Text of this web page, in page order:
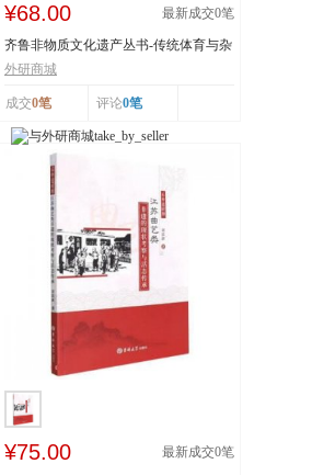
¥68.00 最新成交0笔
齐鲁非物质文化遗产丛书-传统体育与杂
技 王丕琢 山...
外研商城
成交0笔 评论0笔
¥75.00 最新成交0笔